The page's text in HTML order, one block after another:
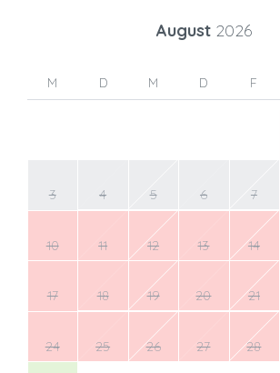
August 2026
M D M D F
3 4 5 6 7
10 11 12 13 14
17 18 19 20 21
24 25 26 27 28